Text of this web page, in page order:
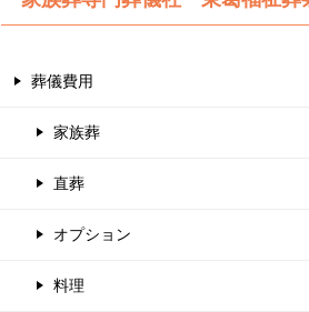
葬儀費用
家族葬
直葬
オプション
料理